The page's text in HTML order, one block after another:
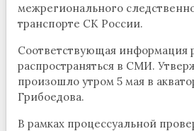
межрегионального
транспорте СК России.
Соответствующая информация
распространяться в СМИ.
произошло утром 5 мая в
Грибоедова.
В рамках процессуальной